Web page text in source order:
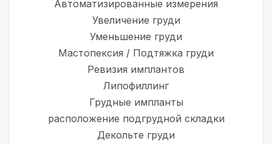
Автоматизированные измерения
Увеличение груди
Уменьшение груди
Мастопексия / Подтяжка груди
Ревизия имплантов
Липофиллинг
Грудные импланты
расположение подгрудной складки
Декольте груди